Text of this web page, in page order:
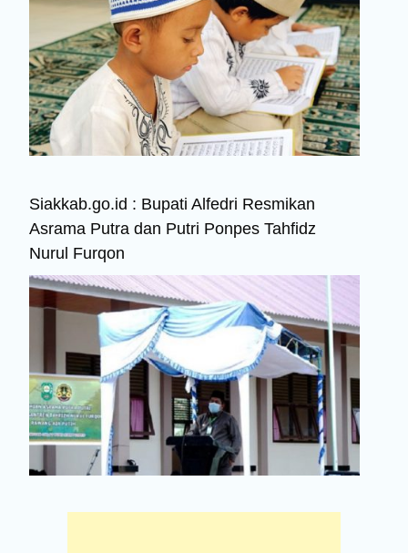
Siakkab.go.id : Bupati Alfedri Resmikan
Asrama Putra dan Putri Ponpes Tahfidz
Nurul Furqon